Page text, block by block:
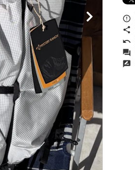
error_outline
share
undo
forum
rate_review